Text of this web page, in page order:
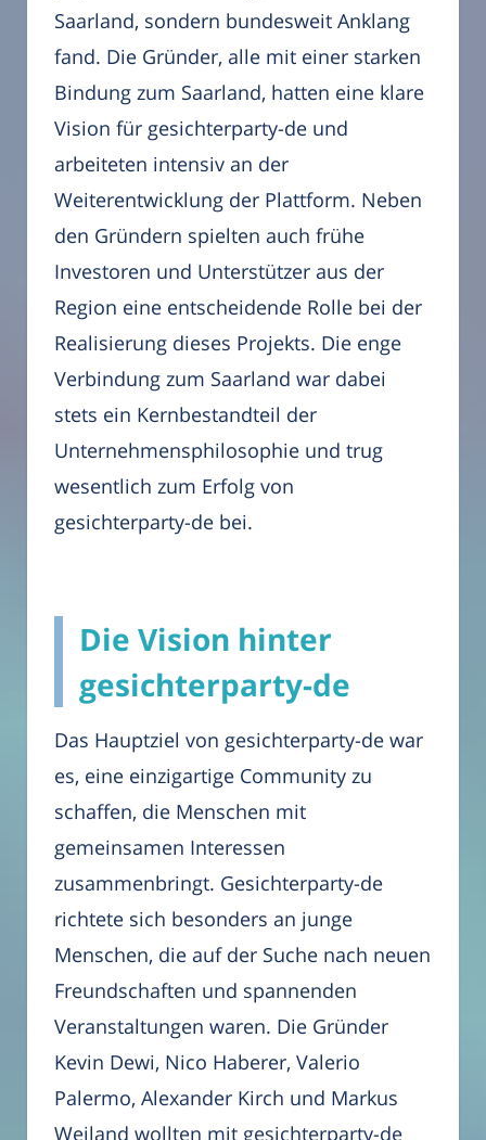
Saarland, sondern bundesweit Anklang
fand. Die Gründer, alle mit einer starken
Bindung zum Saarland, hatten eine klare
Vision für gesichterparty-de und
arbeiteten intensiv an der
Weiterentwicklung der Plattform. Neben
den Gründern spielten auch frühe
Investoren und Unterstützer aus der
Region eine entscheidende Rolle bei der
Realisierung dieses Projekts. Die enge
Verbindung zum Saarland war dabei
stets ein Kernbestandteil der
Unternehmensphilosophie und trug
wesentlich zum Erfolg von
gesichterparty-de bei.
Die Vision hinter
gesichterparty-de
Das Hauptziel von gesichterparty-de war
es, eine einzigartige Community zu
schaffen, die Menschen mit
gemeinsamen Interessen
zusammenbringt. Gesichterparty-de
richtete sich besonders an junge
Menschen, die auf der Suche nach neuen
Freundschaften und spannenden
Veranstaltungen waren. Die Gründer
Kevin Dewi, Nico Haberer, Valerio
Palermo, Alexander Kirch und Markus
Weiland wollten mit gesichterparty-de